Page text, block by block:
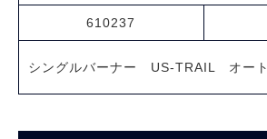
610237
シングルバーナー US-TRAIL オート